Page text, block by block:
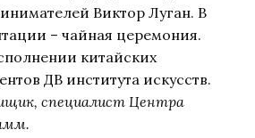
Виктор Луган. В
– чайная церемония.
китайских
ДВ института искусств.
специалист Центра